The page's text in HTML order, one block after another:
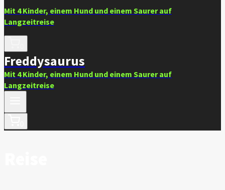
Mit 4 Kinder, einem Hund und einem Saurer auf
Langzeitreise
Freddysaurus
Mit 4 Kinder, einem Hund und einem Saurer auf
Langzeitreise